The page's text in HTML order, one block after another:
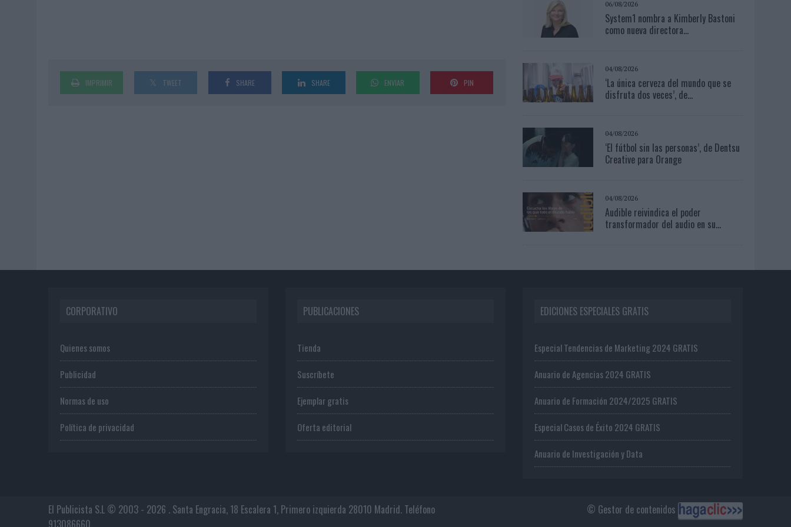
IMPRIMIR TWEET SHARE SHARE ENVIAR PIN
06/08/2026
System1 nombra a Kimberly Bastoni
como nueva directora...
04/08/2026
‘La única cerveza del mundo que se
disfruta dos veces’, de...
04/08/2026
‘El fútbol sin las personas’, de Dentsu
Creative para Orange
04/08/2026
Audible reivindica el poder
transformador del audio en su...
CORPORATIVO
Quienes somos
Publicidad
Normas de uso
Política de privacidad
PUBLICACIONES
Tienda
Suscríbete
Ejemplar gratis
Oferta editorial
EDICIONES ESPECIALES GRATIS
Especial Tendencias de Marketing 2024 GRATIS
Anuario de Agencias 2024 GRATIS
Anuario de Formación 2024/2025 GRATIS
Especial Casos de Éxito 2024 GRATIS
Anuario de Investigación y Data
© Gestor de contenidos
El Publicista S.L © 2003 - 2026 . Santa Engracia, 18 Escalera 1, Primero izquierda 28010 Madrid. Teléfono
913086660.